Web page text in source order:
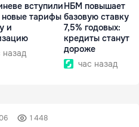
вступили
новые тарифы
и
назад
НБМ повышает
базовую ставку
7,5% годовых:
кредиты станут
дороже
час назад
1 448